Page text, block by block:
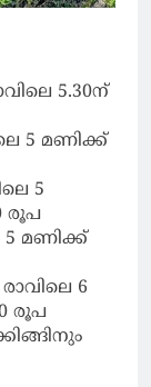
5.30ന്
5 മണിക്ക്
5
രൂപ
5 മണിക്ക്
രാവിലെ 6
രൂപ